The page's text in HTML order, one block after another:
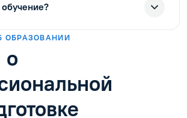
ОБРАЗОВАНИИ
о